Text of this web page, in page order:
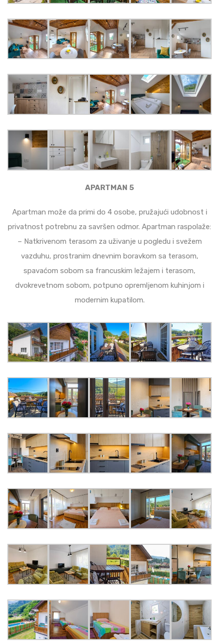
APARTMAN 5
Apartman može da primi do 4 osobe, pružajući udobnost i
privatnost potrebnu za savršen odmor. Apartman raspolaže:
– Natkrivenom terasom za uživanje u pogledu i svežem
vazduhu, prostranim dnevnim boravkom sa terasom,
spavaćom sobom sa francuskim ležajem i terasom,
dvokrevetnom sobom, potpuno opremljenom kuhinjom i
modernim kupatilom.